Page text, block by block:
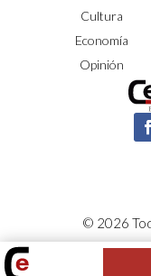
Cultura
Economía
Opinión
© 2026